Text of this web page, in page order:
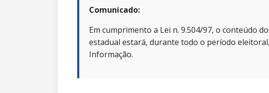
Comunicado:
Em cumprimento a Lei n. 9.504/97, o conteúdo
estadual estará, durante todo o período
Informação.